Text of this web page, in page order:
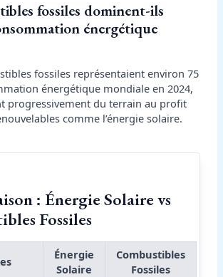
fossiles dominent-ils
énergétique
fossiles représentaient environ 75
énergétique mondiale en 2024,
progressivement du terrain au profit
comme l’énergie solaire.
: Énergie Solaire vs
Fossiles
Énergie
Solaire
Combustibles
Fossiles